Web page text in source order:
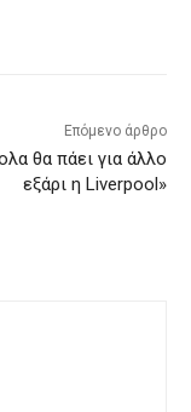
Επόμενο άρθρο
θα πάει για άλλο
εξάρι η Liverpool»